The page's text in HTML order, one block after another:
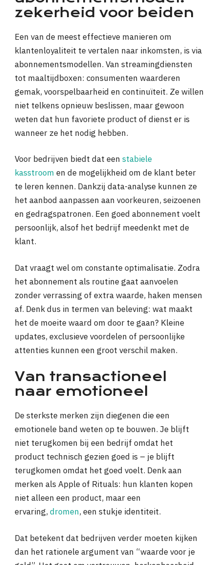
zekerheid voor beiden
Een van de meest effectieve manieren om
klantenloyaliteit te vertalen naar inkomsten, is via
abonnementsmodellen. Van streamingdiensten
tot maaltijdboxen: consumenten waarderen
gemak, voorspelbaarheid en continuïteit. Ze willen
niet telkens opnieuw beslissen, maar gewoon
weten dat hun favoriete product of dienst er is
wanneer ze het nodig hebben.
Voor bedrijven biedt dat een stabiele
kasstroom en de mogelijkheid om de klant beter
te leren kennen. Dankzij data-analyse kunnen ze
het aanbod aanpassen aan voorkeuren, seizoenen
en gedragspatronen. Een goed abonnement voelt
persoonlijk, alsof het bedrijf meedenkt met de
klant.
Dat vraagt wel om constante optimalisatie. Zodra
het abonnement als routine gaat aanvoelen
zonder verrassing of extra waarde, haken mensen
af. Denk dus in termen van beleving: wat maakt
het de moeite waard om door te gaan? Kleine
updates, exclusieve voordelen of persoonlijke
attenties kunnen een groot verschil maken.
Van transactioneel
naar emotioneel
De sterkste merken zijn diegenen die een
emotionele band weten op te bouwen. Je blijft
niet terugkomen bij een bedrijf omdat het
product technisch gezien goed is – je blijft
terugkomen omdat het goed voelt. Denk aan
merken als Apple of Rituals: hun klanten kopen
niet alleen een product, maar een
ervaring, dromen, een stukje identiteit.
Dat betekent dat bedrijven verder moeten kijken
dan het rationele argument van “waarde voor je